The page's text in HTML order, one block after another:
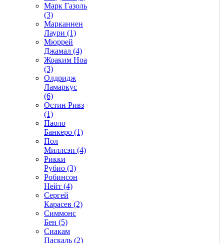
Марк Газоль
(3)
Марканнен
Лаури (1)
Мюррей
Джамал (4)
Жоаким Ноа
(3)
Олдридж
Ламаркус
(6)
Остин Ривз
(1)
Паоло
Банкеро (1)
Пол
Миллсэп (4)
Рикки
Рубио (3)
Робинсон
Нейт (4)
Сергей
Карасев (2)
Симмонс
Бен (5)
Сиакам
Паскаль (2)